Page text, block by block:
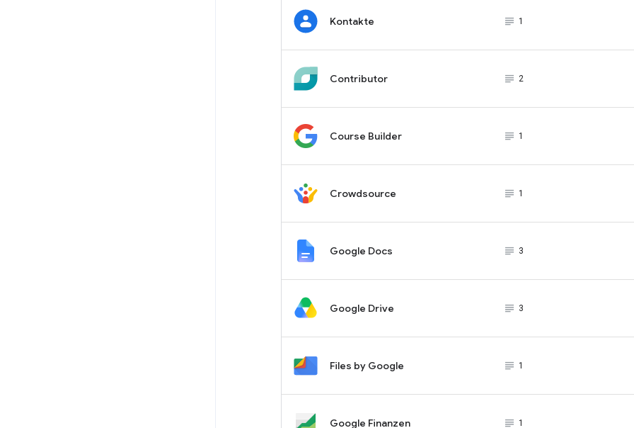
Kontakte subject_black
1
Contributor subject_black
2
Course Builder subject_black
1
Crowdsource subject_black
1
Google Docs subject_black
3
Google Drive subject_black
3
Files by Google subject_black
1
Google Finanzen subject_black
1